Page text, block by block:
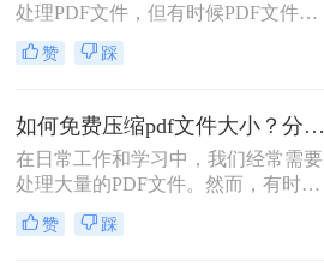
处理PDF文件，但有时候PDF文件过
大，不便于传输和存储。那么怎么压
缩pdf文件大小免费呢？本文将介绍两
赞 踩
如何免费压缩pdf文件大小？分享二个实用压缩方法！
在日常工作和学习中，我们经常需要
处理大量的PDF文件。然而，有时候
PDF文件过大，不仅占用存储空间，
还会影响上传和分享的速度。为了解
赞 踩